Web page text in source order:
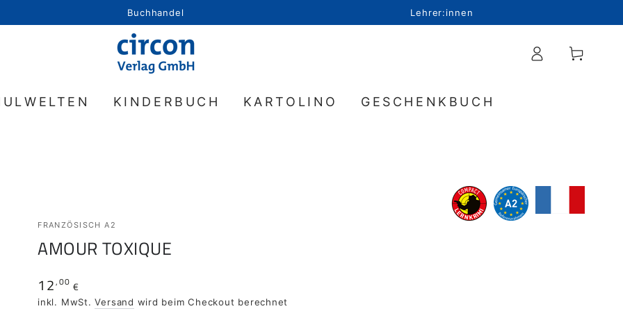
Buchhandel Lehrer:innen
KINDERBUCH KARTOLINO GESCHENKBUCH
EinloggenWarenkorb
FRANZÖSISCH A2
AMOUR TOXIQUE
Regulärer
Preis
12,00 €
inkl. MwSt.Versand wird beim Checkout berechnet